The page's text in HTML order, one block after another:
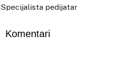
Specijalista pedijatar
Komentari